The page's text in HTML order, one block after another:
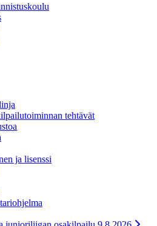
tehtävät
ja lisenssi